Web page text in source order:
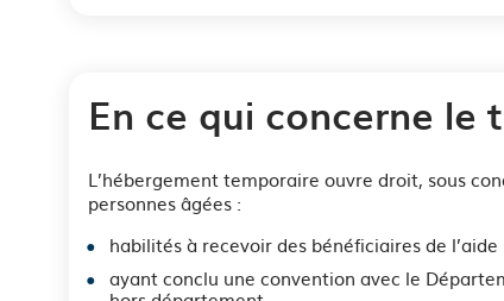
En ce qui concerne
L’hébergement temporaire ouvre droit, sous
personnes âgées :
habilités à recevoir des bénéficiaires de
ayant conclu une convention avec le